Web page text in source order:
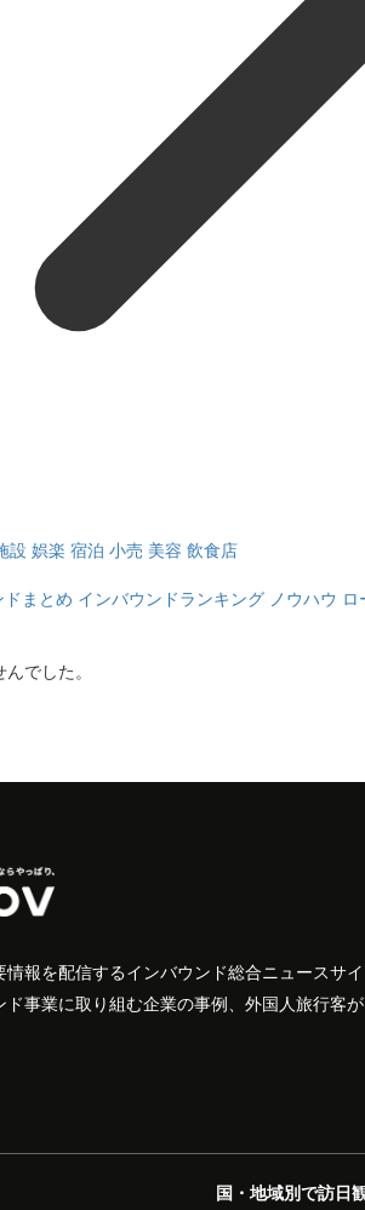
設 娯楽 宿泊 小売 美容 飲食店
まとめ インバウンドランキング ノウハウ
でした。
報を配信するインバウンド総合ニュース
事業に取り組む企業の事例、外国人旅行客
国・地域別で訪日